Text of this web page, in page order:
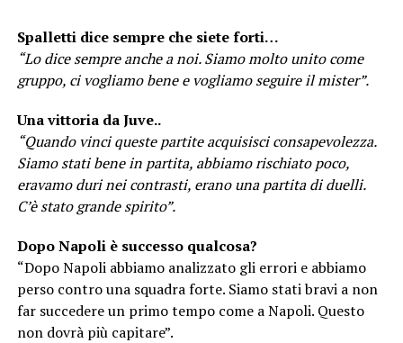
Spalletti dice sempre che siete forti…
“Lo dice sempre anche a noi. Siamo molto unito come
gruppo, ci vogliamo bene e vogliamo seguire il mister”.
Una vittoria da Juve..
“Quando vinci queste partite acquisisci consapevolezza.
Siamo stati bene in partita, abbiamo rischiato poco,
eravamo duri nei contrasti, erano una partita di duelli.
C’è stato grande spirito”.
Dopo Napoli è successo qualcosa?
“Dopo Napoli abbiamo analizzato gli errori e abbiamo
perso contro una squadra forte. Siamo stati bravi a non
far succedere un primo tempo come a Napoli. Questo
non dovrà più capitare”.